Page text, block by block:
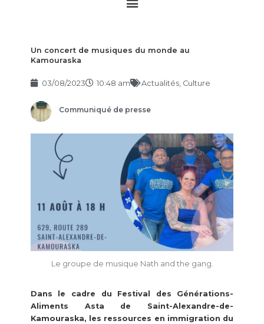
Un concert de musiques du monde au
Kamouraska
03/08/2023 10:48 am Actualités, Culture
Communiqué de presse
Le groupe de musique Nath and the gang.
Dans le cadre du Festival des Générations-
Aliments Asta de Saint-Alexandre-de-
Kamouraska, les ressources en immigration du